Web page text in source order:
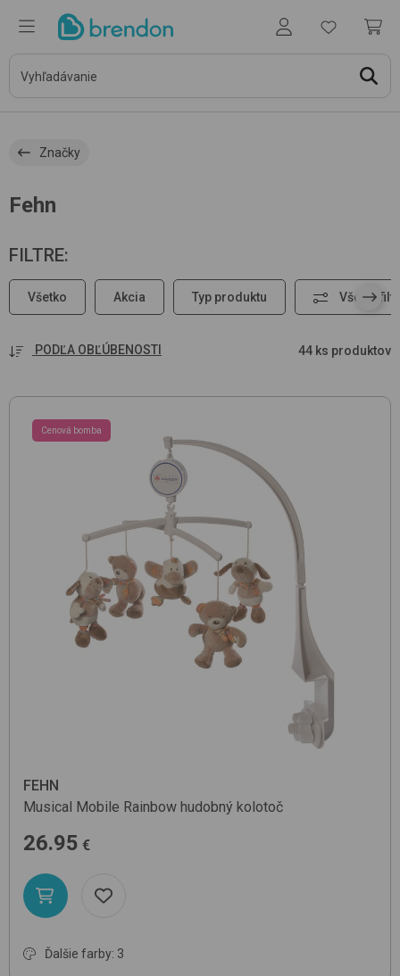
Značky
Fehn
FILTRE:
Všetko Akcia Typ produktu Všetky
PODĽA OBĽÚBENOSTI 44 ks produktov
Cenová bomba
FEHN
Musical Mobile Rainbow hudobný kolotoč
26.95 €
Ďalšie farby: 3